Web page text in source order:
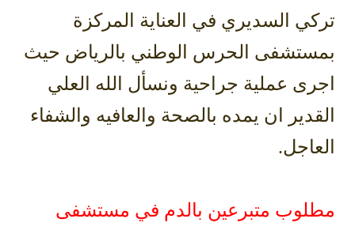
تركي السديري في العناية المركزة
بمستشفى الحرس الوطني بالرياض حيث
اجرى عملية جراحية ونسأل الله العلي
القدير ان يمده بالصحة والعافيه والشفاء
العاجل.
مطلوب متبرعين بالدم في مستشفى